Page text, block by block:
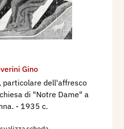
Gino
particolare dell'affresco
di "Notre Dame" a
- 1935 c.